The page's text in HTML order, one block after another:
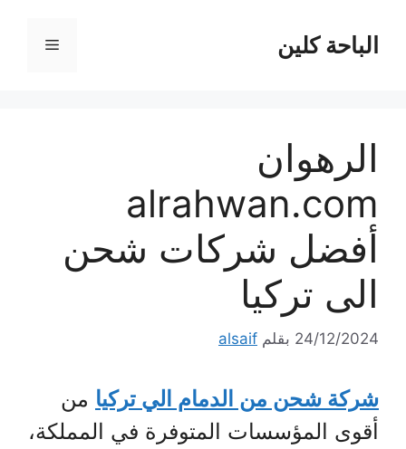
المحتوىالباحة كلين القائمة
الرهوان
alrahwan.com
أفضل شركات شحن
الى تركيا
24/12/2024 بقلم alsaif
شركة شحن من الدمام الي تركيا من
أقوى المؤسسات المتوفرة في المملكة،